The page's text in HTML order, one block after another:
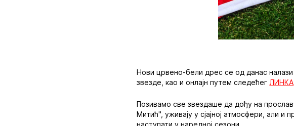
Нови црвено-бели дрес се од данас
звезде, као и онлајн путем следећегЛИНКА
‍Позивамо све звездаше да дођу на
Митић", уживају у сјајној атмосфери, али
наступати у наредној сезони.